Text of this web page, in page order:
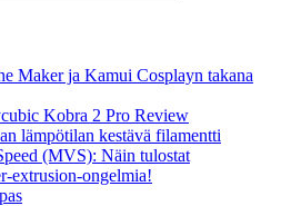
Maker ja Kamui Cosplayn takana
Kobra 2 Pro Review
lämpötilan kestävä filamentti
(MVS): Näin tulostat
extrusion-ongelmia!